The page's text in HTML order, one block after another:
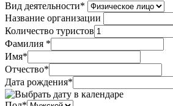
Вид деятельности*
Название организации
Количество туристов
Фамилия *
Имя*
Отчество*
Дата рождения*